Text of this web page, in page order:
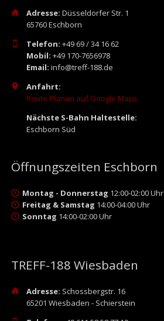
Adresse: Düsseldorfer Str. 1
65760 Eschborn
Telefon: +49 69 / 34 16 62
Mobil: +49 170-7656978
Email: info@treff-188.de
Anfahrt:
Route Planen auf Google Maps
Nächste S-Bahn Haltestelle:
Eschborn Süd
Öffnungszeiten Eschborn
Montag - Donnerstag 12:00-02:00 Uhr
Freitag & Samstag 14:00-04:00 Uhr
Sonntag 14:00-02:00 Uhr
TREFF-188 Wiesbaden
Adresse: Schossbergstr. 16
65201 Wiesbaden - Schierstein